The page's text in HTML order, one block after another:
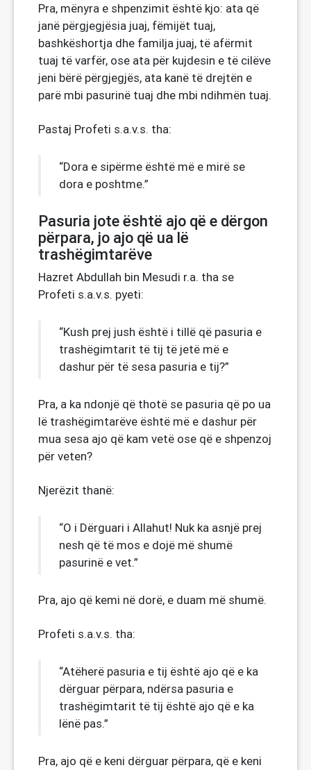
Pra, mënyra e shpenzimit është kjo: ata që
janë përgjegjësia juaj, fëmijët tuaj,
bashkëshortja dhe familja juaj, të afërmit
tuaj të varfër, ose ata për kujdesin e të cilëve
jeni bërë përgjegjës, ata kanë të drejtën e
parë mbi pasurinë tuaj dhe mbi ndihmën tuaj.
Pastaj Profeti s.a.v.s. tha:
“Dora e sipërme është më e mirë se
dora e poshtme.”
Pasuria jote është ajo që e dërgon
përpara, jo ajo që ua lë
trashëgimtarëve
Hazret Abdullah bin Mesudi r.a. tha se
Profeti s.a.v.s. pyeti:
“Kush prej jush është i tillë që pasuria e
trashëgimtarit të tij të jetë më e
dashur për të sesa pasuria e tij?”
Pra, a ka ndonjë që thotë se pasuria që po ua
lë trashëgimtarëve është më e dashur për
mua sesa ajo që kam vetë ose që e shpenzoj
për veten?
Njerëzit thanë:
“O i Dërguari i Allahut! Nuk ka asnjë prej
nesh që të mos e dojë më shumë
pasurinë e vet.”
Pra, ajo që kemi në dorë, e duam më shumë.
Profeti s.a.v.s. tha:
“Atëherë pasuria e tij është ajo që e ka
dërguar përpara, ndërsa pasuria e
trashëgimtarit të tij është ajo që e ka
lënë pas.”
Pra, ajo që e keni dërguar përpara, që e keni